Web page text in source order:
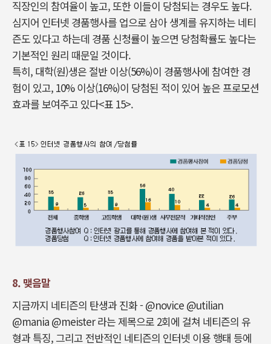
직장인의 참여율이 높고, 또한 이들이 당첨되는 경우도 높다.
심지어 인터넷 경품행사를 업으로 삼아 생계를 유지하는 네티
즌도 있다고 하는데 경품 신청률이 높으면 당첨확률도 높다는
기본적인 원리 때문일 것이다.
특히, 대학(원)생은 절반 이상(56%)이 경품행사에 참여한 경
험이 있고, 10% 이상(16%)이 당첨된 적이 있어 높은 프로모션
효과를 보여주고 있다<표 15>.
8. 맺음말
지금까지 네티즌의 탄생과 진화 - @novice @utilian
@mania @meister 라는 제목으로 2회에 걸쳐 네티즌의 유
형과 특징, 그리고 전반적인 네티즌의 인터넷 이용 행태 등에